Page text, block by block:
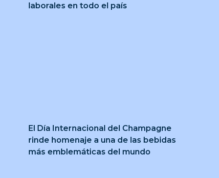
laborales en todo el país
El Día Internacional del Champagne
rinde homenaje a una de las bebidas
más emblemáticas del mundo